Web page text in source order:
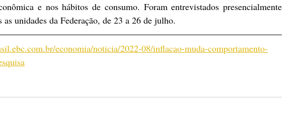
e nos hábitos de consumo. Foram entrevistados presencialmente
unidades da Federação, de 23 a 26 de julho.
economia/noticia/2022-08/inflacao-muda-comportamento-